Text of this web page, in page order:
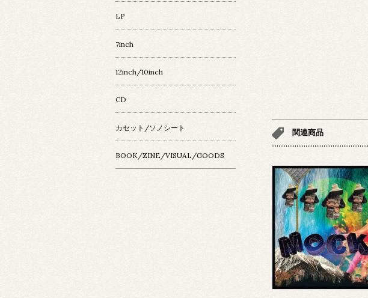
関連商品
LP
7inch
12inch/10inch
CD
カセット/ソノシート
BOOK/ZINE/VISUAL/GOODS